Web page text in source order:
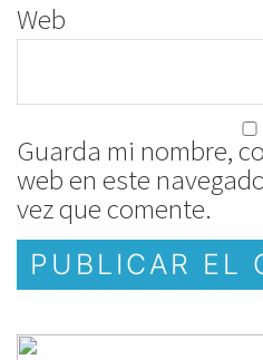
Web
Guarda mi nombre,
web en este
vez que comente.